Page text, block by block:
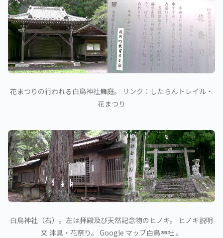
花まつりの行われる白鳥神社舞庭。 リンク：したらんトレイル・
花まつり
白鳥神社（右）。左は拝殿及び天然記念物のヒノキ。 ヒノキ説明
文 津具・花祭り。 Google マップ白鳥神社 。